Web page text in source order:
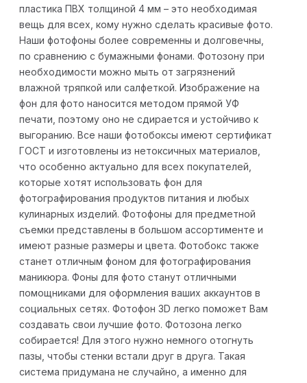
пластика ПВХ толщиной 4 мм – это необходимая
вещь для всех, кому нужно сделать красивые фото.
Наши фотофоны более современны и долговечны,
по сравнению с бумажными фонами. Фотозону при
необходимости можно мыть от загрязнений
влажной тряпкой или салфеткой. Изображение на
фон для фото наносится методом прямой УФ
печати, поэтому оно не сдирается и устойчиво к
выгоранию. Все наши фотобоксы имеют сертификат
ГОСТ и изготовлены из нетоксичных материалов,
что особенно актуально для всех покупателей,
которые хотят использовать фон для
фотографирования продуктов питания и любых
кулинарных изделий. Фотофоны для предметной
съемки представлены в большом ассортименте и
имеют разные размеры и цвета. Фотобокс также
станет отличным фоном для фотографирования
маникюра. Фоны для фото станут отличными
помощниками для оформления ваших аккаунтов в
социальных сетях. Фотофон 3D легко поможет Вам
создавать свои лучшие фото. Фотозона легко
собирается! Для этого нужно немного отогнуть
пазы, чтобы стенки встали друг в друга. Такая
система придумана не случайно, а именно для